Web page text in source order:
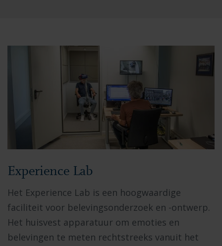
Experience Lab
Het Experience Lab is een hoogwaardige
faciliteit voor belevingsonderzoek en -ontwerp.
Het huisvest apparatuur om emoties en
belevingen te meten rechtstreeks vanuit het